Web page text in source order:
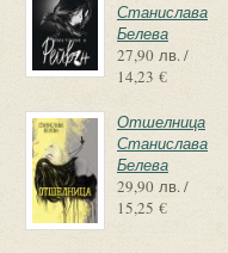
Станислава
Белева
27,90 лв. /
14,23 €
Отшелница
Станислава
Белева
29,90 лв. /
15,25 €